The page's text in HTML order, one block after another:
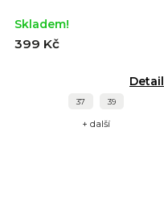
Skladem!
399 Kč
Detail
37 39
+ další